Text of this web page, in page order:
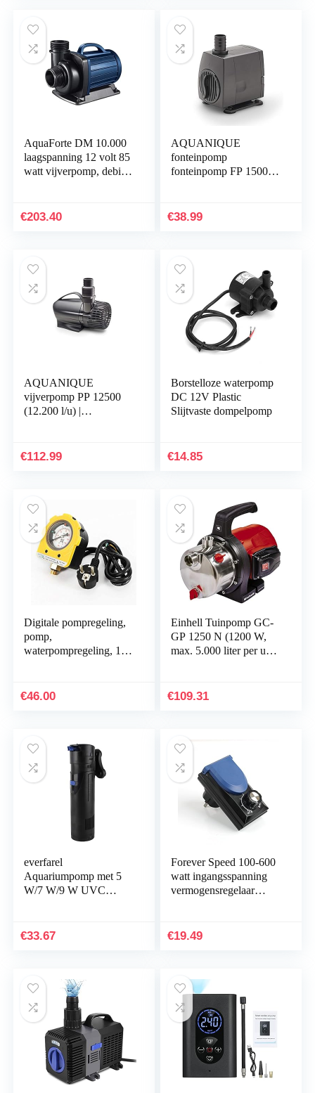
AquaForte DM 10.000
laagspanning 12 volt 85
watt vijverpomp, debiet
€203.40
AQUANIQUE
fonteinpomp
fonteinpomp FP 1500,
€38.99
AQUANIQUE
vijverpomp PP 12500
(12.200 l/u) |
waterlopen,
€112.99
Borstelloze waterpomp
DC 12V Plastic
Slijtvaste dompelpomp
€14.85
Digitale pompregeling,
pomp,
waterpompregeling, 10
drukschakelaar…
€46.00
Einhell Tuinpomp GC-
GP 1250 N (1200 W,
max. 5.000 liter per uur,
pompbehuizing)
€109.31
everfarel
Aquariumpomp met 5
W/7 W/9 W UVC
€33.67
Forever Speed 100-600
watt ingangsspanning
vermogensregelaar
€19.49